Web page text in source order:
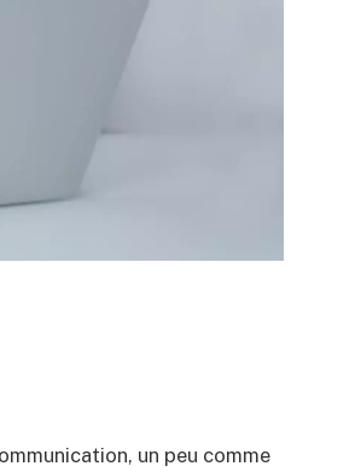
un peu comme